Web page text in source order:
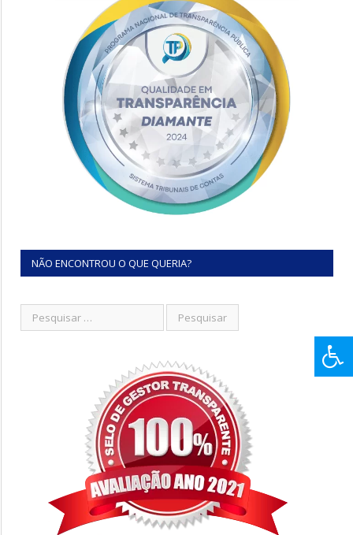
NÃO ENCONTROU O QUE QUERIA?